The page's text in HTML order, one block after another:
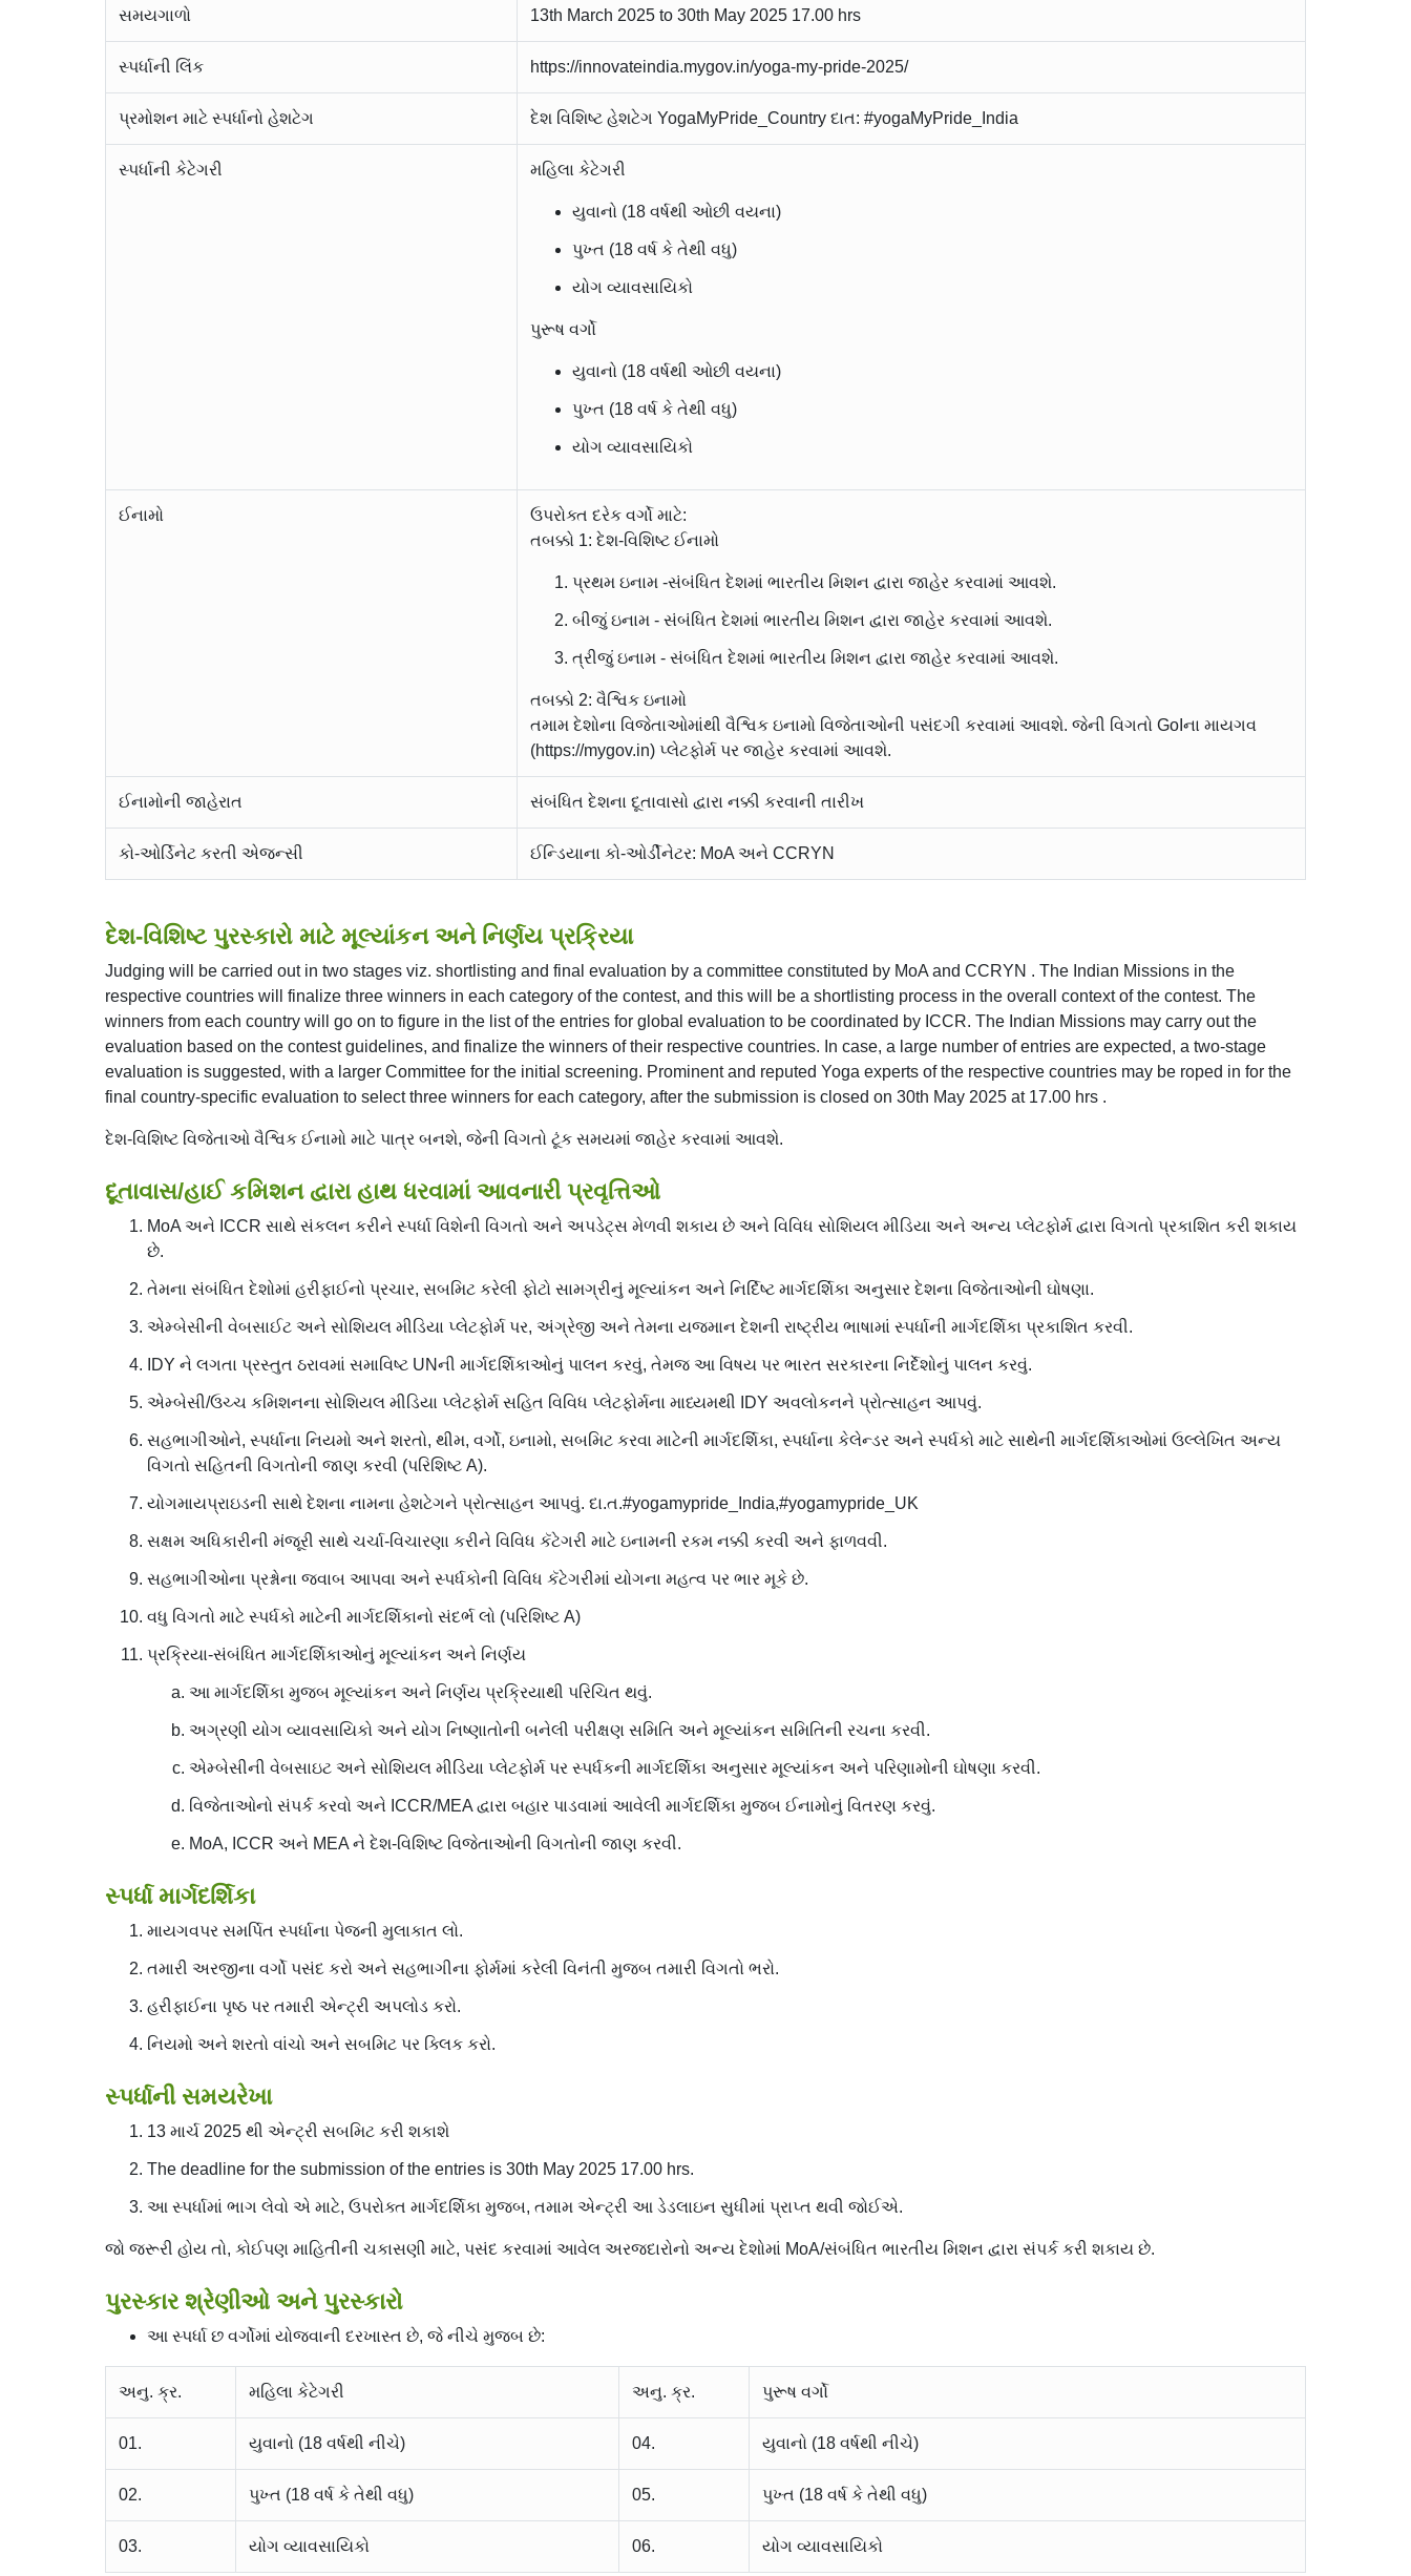
સમયગાળો 13th March 2025 to 30th May 2025 17.00 hrs
સ્પર્ધાની લિંક https://innovateindia.mygov.in/yoga-my-pride-2025/
પ્રમોશન માટે સ્પર્ધાનો હેશટેગ દેશ વિશિષ્ટ હેશટેગ YogaMyPride_Country દાત: #yogaMyPride_India
સ્પર્ધાની કેટેગરી મહિલા કેટેગરી
યુવાનો (18 વર્ષથી ઓછી વયના)
પુખ્ત (18 વર્ષ કે તેથી વધુ)
યોગ વ્યાવસાયિકો
પુરૂષ વર્ગો
યુવાનો (18 વર્ષથી ઓછી વયના)
પુખ્ત (18 વર્ષ કે તેથી વધુ)
યોગ વ્યાવસાયિકો
ઈનામો
ઉપરોક્ત દરેક વર્ગો માટે:
તબક્કો 1: દેશ-વિશિષ્ટ ઈનામો
પ્રથમ ઇનામ -સંબંધિત દેશમાં ભારતીય મિશન દ્વારા જાહેર કરવામાં આવશે.
બીજું ઇનામ - સંબંધિત દેશમાં ભારતીય મિશન દ્વારા જાહેર કરવામાં આવશે.
ત્રીજું ઇનામ - સંબંધિત દેશમાં ભારતીય મિશન દ્વારા જાહેર કરવામાં આવશે.
તબક્કો 2: વૈશ્વિક ઇનામો
તમામ દેશોના વિજેતાઓમાંથી વૈશ્વિક ઇનામો વિજેતાઓની પસંદગી કરવામાં આવશે. જેની વિગતો GoIના માયગવ
(https://mygov.in) પ્લેટફોર્મ પર જાહેર કરવામાં આવશે.
ઈનામોની જાહેરાત સંબંધિત દેશના દૂતાવાસો દ્વારા નક્કી કરવાની તારીખ
કો-ઓર્ડિનેટ કરતી એજન્સી ઈન્ડિયાના કો-ઓર્ડીનેટર: MoA અને CCRYN
દેશ-વિશિષ્ટ પુરસ્કારો માટે મૂલ્યાંકન અને નિર્ણય પ્રક્રિયા
Judging will be carried out in two stages viz. shortlisting and final evaluation by a committee constituted by MoA and CCRYN . The Indian Missions in the
respective countries will finalize three winners in each category of the contest, and this will be a shortlisting process in the overall context of the contest. The
winners from each country will go on to figure in the list of the entries for global evaluation to be coordinated by ICCR. The Indian Missions may carry out the
evaluation based on the contest guidelines, and finalize the winners of their respective countries. In case, a large number of entries are expected, a two-stage
evaluation is suggested, with a larger Committee for the initial screening. Prominent and reputed Yoga experts of the respective countries may be roped in for the
final country-specific evaluation to select three winners for each category, after the submission is closed on 30th May 2025 at 17.00 hrs .
દેશ-વિશિષ્ટ વિજેતાઓ વૈશ્વિક ઈનામો માટે પાત્ર બનશે, જેની વિગતો ટૂંક સમયમાં જાહેર કરવામાં આવશે.
દૂતાવાસ/હાઈ કમિશન દ્વારા હાથ ધરવામાં આવનારી પ્રવૃત્તિઓ
MoA અને ICCR સાથે સંકલન કરીને સ્પર્ધા વિશેની વિગતો અને અપડેટ્સ મેળવી શકાય છે અને વિવિધ સોશિયલ મીડિયા અને અન્ય પ્લેટફોર્મ દ્વારા વિગતો પ્રકાશિત કરી શકાય
છે.
તેમના સંબંધિત દેશોમાં હરીફાઈનો પ્રચાર, સબમિટ કરેલી ફોટો સામગ્રીનું મૂલ્યાંકન અને નિર્દિષ્ટ માર્ગદર્શિકા અનુસાર દેશના વિજેતાઓની ઘોષણા.
એમ્બેસીની વેબસાઈટ અને સોશિયલ મીડિયા પ્લેટફોર્મ પર, અંગ્રેજી અને તેમના યજમાન દેશની રાષ્ટ્રીય ભાષામાં સ્પર્ધાની માર્ગદર્શિકા પ્રકાશિત કરવી.
IDY ને લગતા પ્રસ્તુત ઠરાવમાં સમાવિષ્ટ UNની માર્ગદર્શિકાઓનું પાલન કરવું, તેમજ આ વિષય પર ભારત સરકારના નિર્દેશોનું પાલન કરવું.
એમ્બેસી/ઉચ્ચ કમિશનના સોશિયલ મીડિયા પ્લેટફોર્મ સહિત વિવિધ પ્લેટફોર્મના માધ્યમથી IDY અવલોકનને પ્રોત્સાહન આપવું.
સહભાગીઓને, સ્પર્ધાના નિયમો અને શરતો, થીમ, વર્ગો, ઇનામો, સબમિટ કરવા માટેની માર્ગદર્શિકા, સ્પર્ધાના કેલેન્ડર અને સ્પર્ધકો માટે સાથેની માર્ગદર્શિકાઓમાં ઉલ્લેખિત અન્ય
વિગતો સહિતની વિગતોની જાણ કરવી (પરિશિષ્ટ A).
યોગમાયપ્રાઇડની સાથે દેશના નામના હેશટેગને પ્રોત્સાહન આપવું. દા.ત.#yogamypride_India,#yogamypride_UK
સક્ષમ અધિકારીની મંજૂરી સાથે ચર્ચા-વિચારણા કરીને વિવિધ કૅટેગરી માટે ઇનામની રકમ નક્કી કરવી અને ફાળવવી.
સહભાગીઓના પ્રશ્નોના જવાબ આપવા અને સ્પર્ધકોની વિવિધ કૅટેગરીમાં યોગના મહત્વ પર ભાર મૂકે છે.
વધુ વિગતો માટે સ્પર્ધકો માટેની માર્ગદર્શિકાનો સંદર્ભ લો (પરિશિષ્ટ A)
પ્રક્રિયા-સંબંધિત માર્ગદર્શિકાઓનું મૂલ્યાંકન અને નિર્ણય
આ માર્ગદર્શિકા મુજબ મૂલ્યાંકન અને નિર્ણય પ્રક્રિયાથી પરિચિત થવું.
અગ્રણી યોગ વ્યાવસાયિકો અને યોગ નિષ્ણાતોની બનેલી પરીક્ષણ સમિતિ અને મૂલ્યાંકન સમિતિની રચના કરવી.
એમ્બેસીની વેબસાઇટ અને સોશિયલ મીડિયા પ્લેટફોર્મ પર સ્પર્ધકની માર્ગદર્શિકા અનુસાર મૂલ્યાંકન અને પરિણામોની ઘોષણા કરવી.
વિજેતાઓનો સંપર્ક કરવો અને ICCR/MEA દ્વારા બહાર પાડવામાં આવેલી માર્ગદર્શિકા મુજબ ઈનામોનું વિતરણ કરવું.
MoA, ICCR અને MEA ને દેશ-વિશિષ્ટ વિજેતાઓની વિગતોની જાણ કરવી.
સ્પર્ધા માર્ગદર્શિકા
માયગવપર સમર્પિત સ્પર્ધાના પેજની મુલાકાત લો.
તમારી અરજીના વર્ગો પસંદ કરો અને સહભાગીના ફોર્મમાં કરેલી વિનંતી મુજબ તમારી વિગતો ભરો.
હરીફાઈના પૃષ્ઠ પર તમારી એન્ટ્રી અપલોડ કરો.
નિયમો અને શરતો વાંચો અને સબમિટ પર ક્લિક કરો.
સ્પર્ધાની સમયરેખા
13 માર્ચ 2025 થી એન્ટ્રી સબમિટ કરી શકાશે
The deadline for the submission of the entries is 30th May 2025 17.00 hrs.
આ સ્પર્ધામાં ભાગ લેવો એ માટે, ઉપરોક્ત માર્ગદર્શિકા મુજબ, તમામ એન્ટ્રી આ ડેડલાઇન સુધીમાં પ્રાપ્ત થવી જોઈએ.
જો જરૂરી હોય તો, કોઈપણ માહિતીની ચકાસણી માટે, પસંદ કરવામાં આવેલ અરજદારોનો અન્ય દેશોમાં MoA/સંબંધિત ભારતીય મિશન દ્વારા સંપર્ક કરી શકાય છે.
પુરસ્કાર શ્રેણીઓ અને પુરસ્કારો
આ સ્પર્ધા છ વર્ગોમાં યોજવાની દરખાસ્ત છે, જે નીચે મુજબ છે:
અનુ. ક્ર. મહિલા કેટેગરી અનુ. ક્ર. પુરૂષ વર્ગો
01. યુવાનો (18 વર્ષથી નીચે) 04. યુવાનો (18 વર્ષથી નીચે)
02. પુખ્ત (18 વર્ષ કે તેથી વધુ) 05. પુખ્ત (18 વર્ષ કે તેથી વધુ)
03. યોગ વ્યાવસાયિકો 06. યોગ વ્યાવસાયિકો